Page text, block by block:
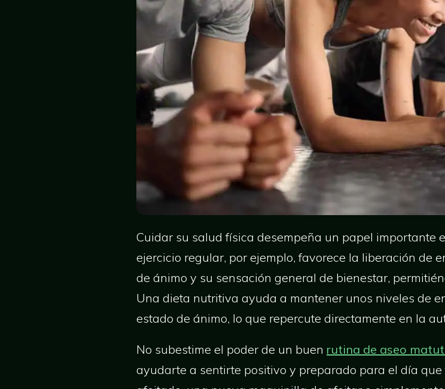
Cuidar su salud física desempeña un papel importante
ejercicio regular, por ejemplo, favorece la liberación de
de ánimo y su sensación general de bienestar,
Una dieta nutritiva ayuda a mantener unos niveles de
estado de ánimo, lo que repercute directamente en la
No subestime el poder de un buen rutina de aseo
ayudarte a sentirte positivo y preparado para el día que